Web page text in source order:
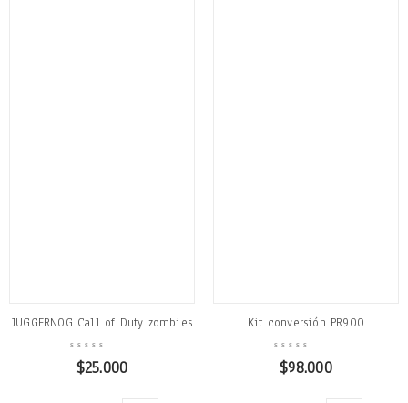
JUGGERNOG Call of Duty zombies
$25.000
Kit conversión PR900
$98.000